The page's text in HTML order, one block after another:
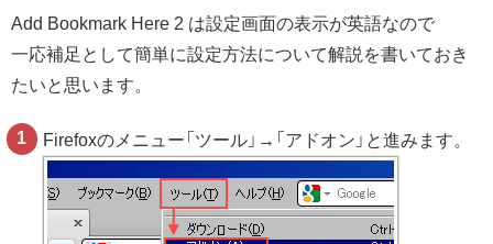
Add Bookmark Here 2 は設定画面の表示が英語なので
一応補足として簡単に設定方法について解説を書いておき
たいと思います。
Firefoxのメニュー「ツール」→「アドオン」と進みます。